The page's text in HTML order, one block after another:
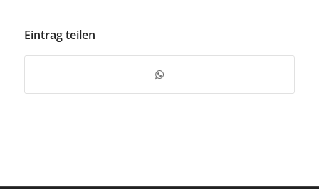
Eintrag teilen